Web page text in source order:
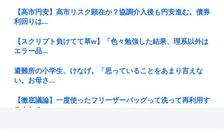
トイレ紙の輸入が4割増 中国製が拡大、国内品の値上げの壁に
のマンホ...
大阪府警の犯人射殺動画、全く撃ち56す必要なかったwww
「そろそろ子供が欲しい」と夫に相談したら「まだ要らない」
と言われ...
【高市円安】高市リスク顕在か？協調介入後も円安進む。債券
利回りは...
【スクリプト負けてて草w】「色々勉強した結果、理系以外は
エラー品...
避難所の小学生、けなげ。「思っていることをあまり言えな
い。お母さ...
【徹底議論】一度使ったフリーザーバッグって洗って再利用す
るよな？